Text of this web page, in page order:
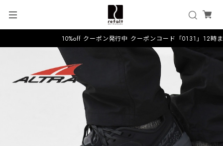
10%off クーポン発行中 クーポンコード「0131」12時